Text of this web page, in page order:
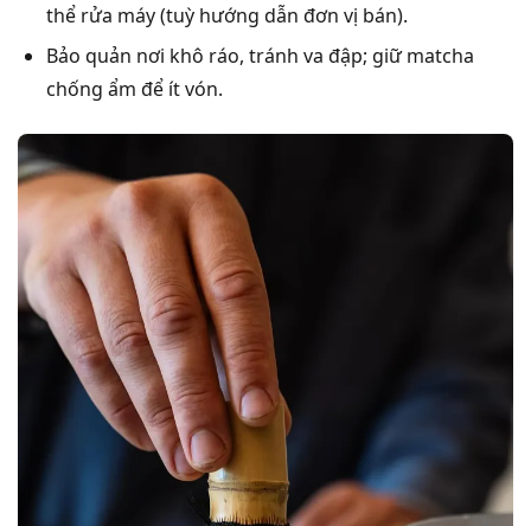
thể rửa máy (tuỳ hướng dẫn đơn vị bán).
Bảo quản nơi khô ráo, tránh va đập; giữ matcha
chống ẩm để ít vón.